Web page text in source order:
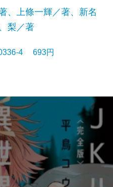
、上條一輝／著、新名
梨／著
4 693円